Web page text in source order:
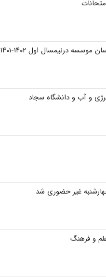
درنیمسال اول ۱۴۰۲-۱۴۰۱
و آب و دانشگاه سجاد
غیر حضوری شد
و فرهنگ